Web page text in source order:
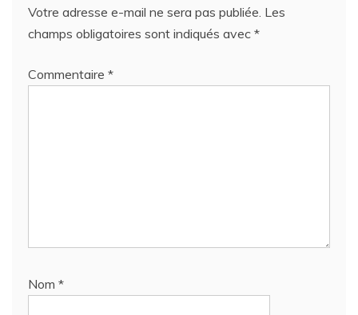
Votre adresse e-mail ne sera pas publiée. Les
champs obligatoires sont indiqués avec *
Commentaire *
Nom *